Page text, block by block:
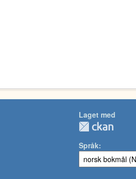
Laget med
Språk